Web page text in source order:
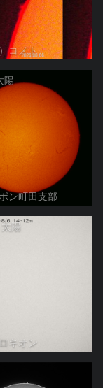
コメト
陽
ン町田支部
陽
キオン